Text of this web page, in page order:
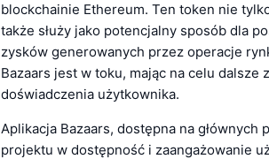
blockchainie Ethereum. Ten token nie
także służy jako potencjalny sposób dla
zysków generowanych przez operacje
Bazaars jest w toku, mając na celu
doświadczenia użytkownika.
Aplikacja Bazaars, dostępna na
projektu w dostępność i zaangażowanie